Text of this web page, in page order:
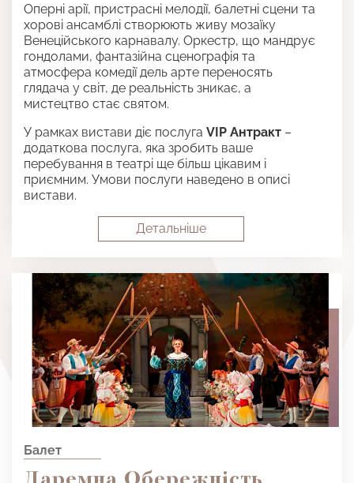
Оперні арії, пристрасні мелодії, балетні сцени та
хорові ансамблі створюють живу мозаїку
Венеційського карнавалу. Оркестр, що мандрує
гондолами, фантазійна сценографія та
атмосфера комедії дель арте переносять
глядача у світ, де реальність зникає, а
мистецтво стає святом.
У рамках вистави діє послуга VIP Антракт –
додаткова послуга, яка зробить ваше
перебування в театрі ще більш цікавим і
приємним. Умови послуги наведено в описі
вистави.
Детальнiше
Балет